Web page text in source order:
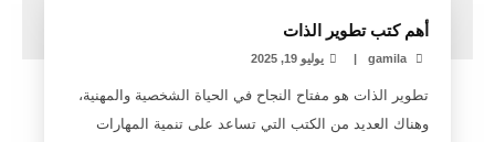
أهم كتب تطوير الذات
gamila
| يوليو 19, 2025
تطوير الذات هو مفتاح النجاح في الحياة الشخصية والمهنية،
وهناك العديد من الكتب التي تساعد على تنمية المهارات